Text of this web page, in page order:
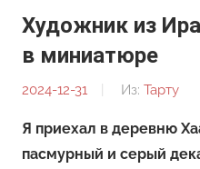
Художник из
в миниатюре
2024-12-31
От:
Из: Тарту
Я приехал в деревню
пасмурный и серый